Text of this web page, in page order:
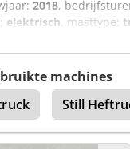
2018,
elektrisch, masttype:
CE-
AMTeK keuring.
machines
Still